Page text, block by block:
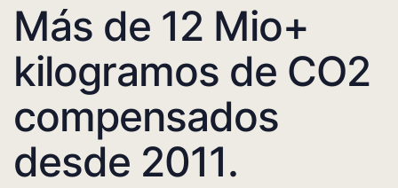
Más de 12 Mio+
kilogramos de CO2
compensados
desde 2011.